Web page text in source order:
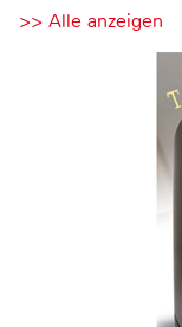
>> Alle anzeigen